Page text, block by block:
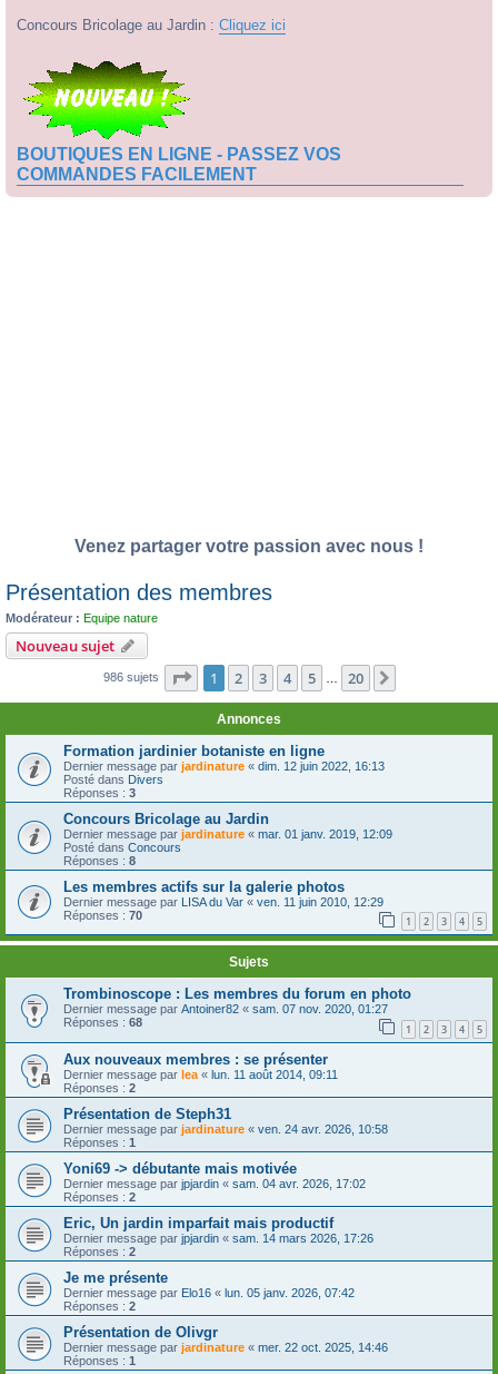
Concours Bricolage au Jardin : Cliquez ici
BOUTIQUES EN LIGNE - PASSEZ VOS
COMMANDES FACILEMENT
Venez partager votre passion avec nous !
Présentation des membres
Modérateur : Equipe nature
Nouveau sujet
986 sujets Page 1sur20
1 2 3 4 5 20
Annonces
Formation jardinier botaniste en ligne
Dernier message par jardinature « dim. 12 juin 2022, 16:13
Posté dans Divers
Réponses : 3
Concours Bricolage au Jardin
Dernier message par jardinature « mar. 01 janv. 2019, 12:09
Posté dans Concours
Réponses : 8
Les membres actifs sur la galerie photos
Dernier message par LISA du Var « ven. 11 juin 2010, 12:29
Réponses : 70 1 2 3 4 5
Sujets
Trombinoscope : Les membres du forum en photo
Dernier message par Antoiner82 « sam. 07 nov. 2020, 01:27
Réponses : 68 1 2 3 4 5
Aux nouveaux membres : se présenter
Dernier message par lea « lun. 11 août 2014, 09:11
Réponses : 2
Présentation de Steph31
Dernier message par jardinature « ven. 24 avr. 2026, 10:58
Réponses : 1
Yoni69 -> débutante mais motivée
Dernier message par jpjardin « sam. 04 avr. 2026, 17:02
Réponses : 2
Eric, Un jardin imparfait mais productif
Dernier message par jpjardin « sam. 14 mars 2026, 17:26
Réponses : 2
Je me présente
Dernier message par Elo16 « lun. 05 janv. 2026, 07:42
Réponses : 2
Présentation de Olivgr
Dernier message par jardinature « mer. 22 oct. 2025, 14:46
Réponses : 1